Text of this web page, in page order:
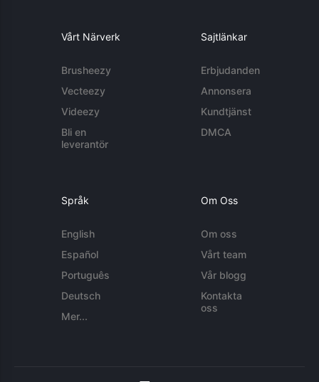
Vårt Närverk
Brusheezy
Vecteezy
Videezy
Bli en
leverantör
Sajtlänkar
Erbjudanden
Annonsera
Kundtjänst
DMCA
Språk
English
Español
Português
Deutsch
Mer...
Om Oss
Om oss
Vårt team
Vår blogg
Kontakta
oss